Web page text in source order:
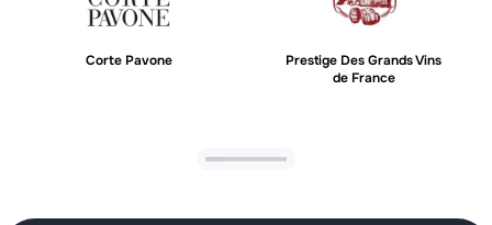
Corte Pavone
Prestige Des Grands Vins
de France